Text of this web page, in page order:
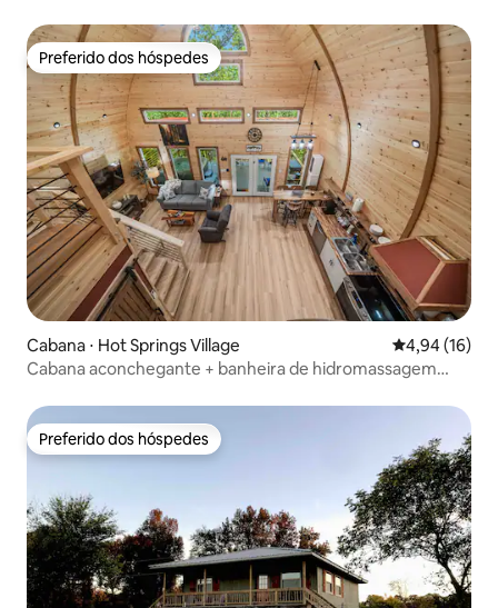
Preferido dos hóspedes
Preferido dos hóspedes
Cabana ⋅ Hot Springs Village 4,94 de uma
4,94 (16)
Cabana aconchegante + banheira de hidromassagem
Preferido dos hóspedes
Preferido dos hóspedes